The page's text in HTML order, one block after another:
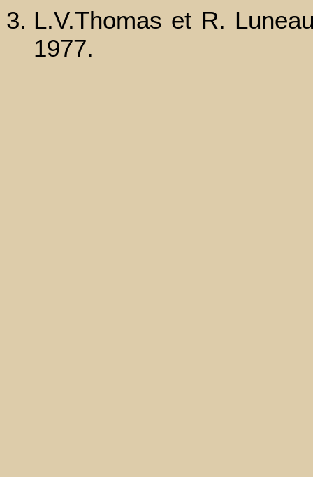
L.V.Thomas et R.
1977.